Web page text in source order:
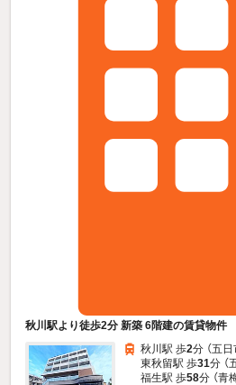
秋川駅より徒歩2分 新築 6階建の賃貸物件
秋川駅 歩2分 （五日
東秋留駅 歩31分 （
福生駅 歩58分 （青